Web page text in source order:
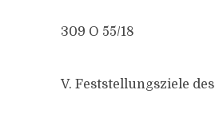
309 O 55/18
V. Feststellungsziele